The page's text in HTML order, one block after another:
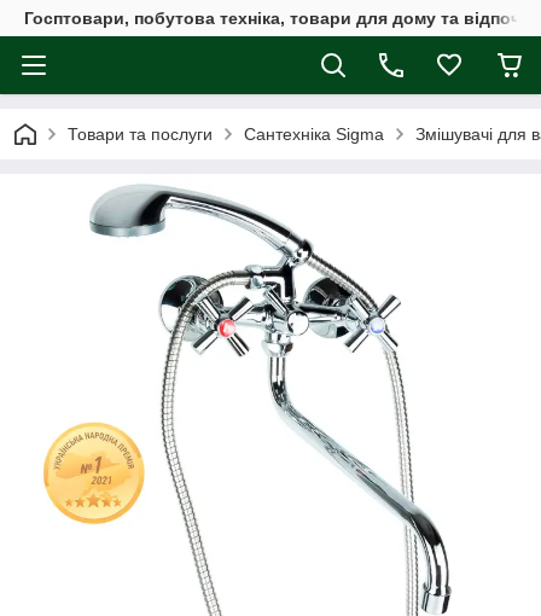
Госптовари, побутова техніка, товари для дому та
Товари та послуги Сантехніка Sigma Змішувачі для